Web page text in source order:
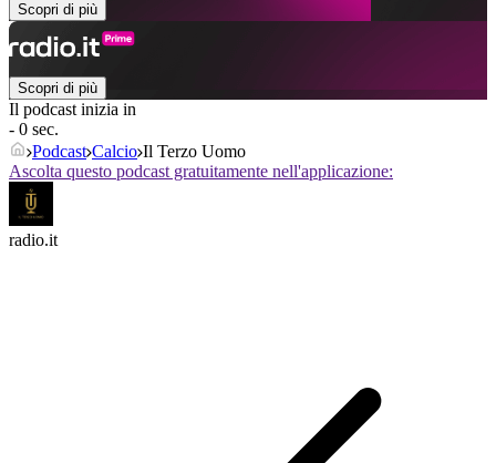
Scopri di più
Scopri di più
Il podcast inizia in
- 0 sec.
Podcast Calcio Il Terzo Uomo
Ascolta questo podcast gratuitamente nell'applicazione:
radio.it